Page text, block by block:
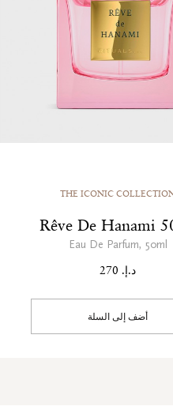
THE ICONIC
Rêve De Hanami
Eau De Parfum, 50ml
د.إ. 270
أضف إلى السلة